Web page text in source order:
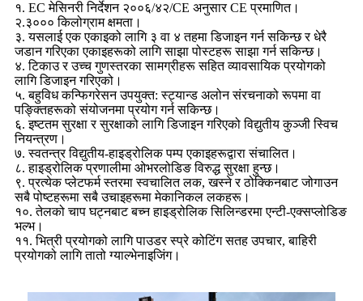
१. EC मेसिनरी निर्देशन २००६/४२/CE अनुसार CE प्रमाणित।
२.३००० किलोग्राम क्षमता।
३. यसलाई एक एकाइको लागि ३ वा ४ तहमा डिजाइन गर्न सकिन्छ र धेरै
जडान गरिएका एकाइहरूको लागि साझा पोस्टहरू साझा गर्न सकिन्छ।
४. टिकाउ र उच्च गुणस्तरका सामग्रीहरू सहित व्यावसायिक प्रयोगको
लागि डिजाइन गरिएको।
५. बहुविध कन्फिगरेसन उपयुक्त: स्ट्यान्ड अलोन संरचनाको रूपमा वा
पङ्क्तिहरूको संयोजनमा प्रयोग गर्न सकिन्छ।
६. इष्टतम सुरक्षा र सुरक्षाको लागि डिजाइन गरिएको विद्युतीय कुञ्जी स्विच
नियन्त्रण।
७. स्वतन्त्र विद्युतीय-हाइड्रोलिक पम्प एकाइहरूद्वारा संचालित।
८. हाइड्रोलिक प्रणालीमा ओभरलोडिङ विरुद्ध सुरक्षा हुन्छ।
९. प्रत्येक प्लेटफर्म स्तरमा स्वचालित लक, खस्ने र ठोक्किनबाट जोगाउन
सबै पोष्टहरूमा सबै उचाइहरूमा मेकानिकल लकहरू।
१०. तेलको चाप घट्नबाट बच्न हाइड्रोलिक सिलिन्डरमा एन्टी-एक्सप्लोडिङ
भल्भ।
११. भित्री प्रयोगको लागि पाउडर स्प्रे कोटिंग सतह उपचार, बाहिरी
प्रयोगको लागि तातो ग्याल्भेनाइजिंग।